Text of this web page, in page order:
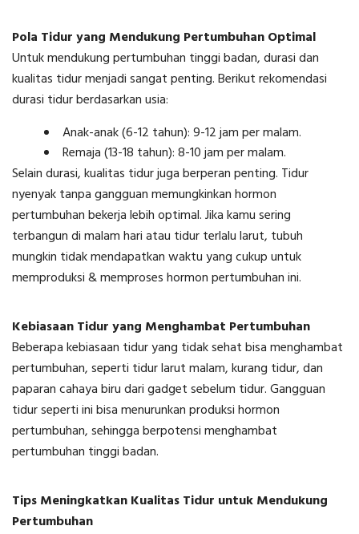
Pola Tidur yang Mendukung Pertumbuhan Optimal
Untuk mendukung pertumbuhan tinggi badan, durasi dan
kualitas tidur menjadi sangat penting. Berikut rekomendasi
durasi tidur berdasarkan usia:
Anak-anak (6-12 tahun): 9-12 jam per malam.
Remaja (13-18 tahun): 8-10 jam per malam.
Selain durasi, kualitas tidur juga berperan penting. Tidur
nyenyak tanpa gangguan memungkinkan hormon
pertumbuhan bekerja lebih optimal. Jika kamu sering
terbangun di malam hari atau tidur terlalu larut, tubuh
mungkin tidak mendapatkan waktu yang cukup untuk
memproduksi & memproses hormon pertumbuhan ini.
Kebiasaan Tidur yang Menghambat Pertumbuhan
Beberapa kebiasaan tidur yang tidak sehat bisa menghambat
pertumbuhan, seperti tidur larut malam, kurang tidur, dan
paparan cahaya biru dari gadget sebelum tidur. Gangguan
tidur seperti ini bisa menurunkan produksi hormon
pertumbuhan, sehingga berpotensi menghambat
pertumbuhan tinggi badan.
Tips Meningkatkan Kualitas Tidur untuk Mendukung
Pertumbuhan